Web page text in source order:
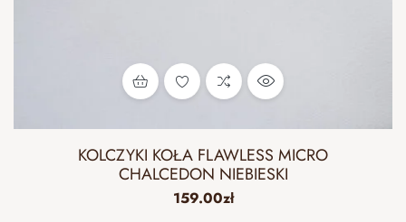
KOLCZYKI KOŁA FLAWLESS MICRO
CHALCEDON NIEBIESKI
159.00zł